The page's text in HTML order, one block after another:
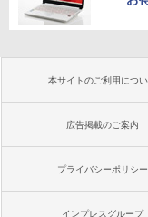
本サイトのご利用につ
広告掲載のご案内
プライバシーポリシー
インプレスグループ